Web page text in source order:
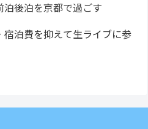
泊後泊を京都で過ごす
宿泊費を抑えて生ライブに参